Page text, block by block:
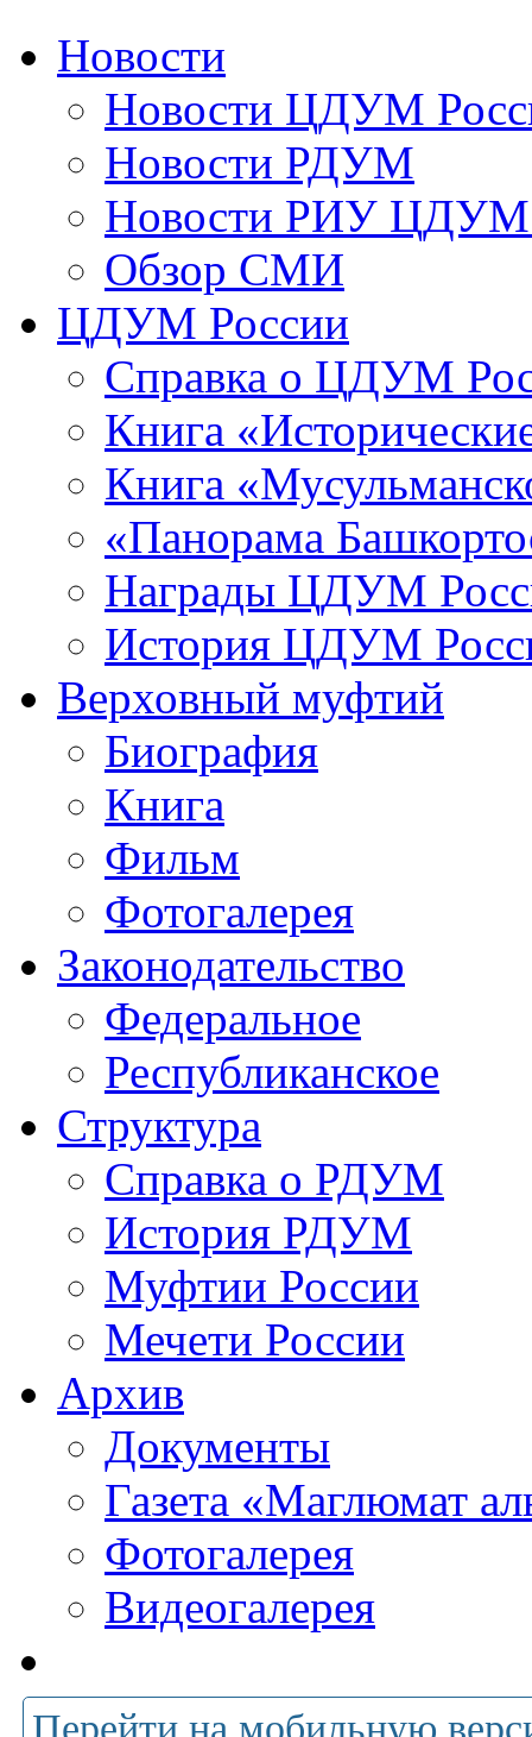
Новости
Новости ЦДУМ
Новости РДУМ
Новости РИУ ЦДУМ
Обзор СМИ
ЦДУМ России
Справка о ЦДУМ
Книга
Книга
«Панорама
Награды ЦДУМ
История ЦДУМ
Верховный муфтий
Биография
Книга
Фильм
Фотогалерея
Законодательство
Федеральное
Республиканское
Структура
Справка о РДУМ
История РДУМ
Муфтии России
Мечети России
Архив
Документы
Газета «Маглюмат
Фотогалерея
Видеогалерея
Перейти на мобильную